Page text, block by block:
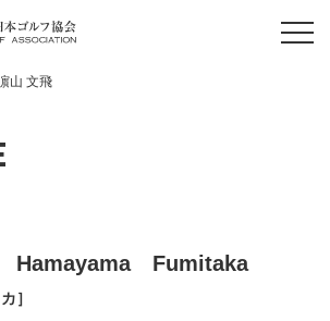
山 文飛
Hamayama Fumitaka
］